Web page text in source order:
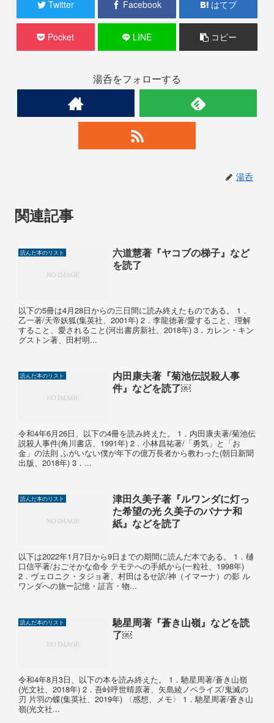
Twitter Facebook はてブ
Pocket LINE コピー
湯呑をフォローする
湯呑
関連記事
読んだ本のリスト
六道慧著『ヤコブの梯子』など
を読了
以下の5冊は4月28日からの三日間に読み終えたものである。 1．
乙一著/天帝妖狐(集英社、2001年) 2．李龍徳著/愛すること、理解
すること、愛されること(河出書房新社、2018年) 3．カレン・キン
グストン著、田村明...
読んだ本のリスト
内田康夫著『菊池伝説殺人事
件』などを読了￼
令和4年6月26日、以下の4冊を読み終えた。 1．内田康夫著/菊池伝
説殺人事件(角川書店、1991年) 2．小林昌祐著/「勇気」と「お
金」の法則 ふがいない僕が年下の億万長者から教わった(朝日新聞
出版、2018年) 3．...
読んだ本のリスト
津田久美子著『ルワンダに灯っ
た希望の光 久美子のバナナ和
紙』などを読了
以下は2022年1月7日から9日までの期間に読んだ本である。 1．樋
口信平著/おごそかな命令 テモテへの手紙から(一粒社、1998年)
2．ヴェロニク・タジョ著、村田はるせ訳/神（イマーナ）の影 ル
ワンダへの旅ー記憶・証言・物...
読んだ本のリスト
馳星周著『蒼き山嶺』などを読
了￼
令和4年8月3日、以下の本を読み終えた。 1．馳星周著/蒼き山嶺
(光文社、2018年) 2．吾峠呼世晴原著、矢島綾ノベライズ/鬼滅の
刃 片羽の蝶(集英社、2019年) 〈感想、メモ〉 1．馳星周著/蒼き山
嶺(光文社...